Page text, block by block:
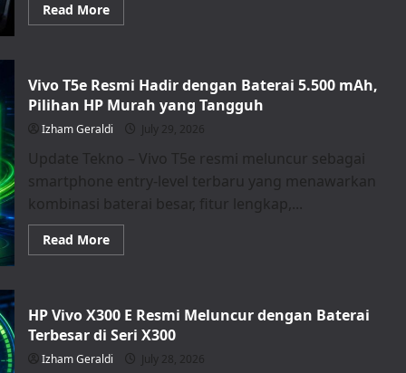
Read MoreRead
more
MacBook
Pro
Models
on
Flights
Battery
Concerns
Vivo T5e Resmi Hadir dengan Baterai 5.500 mAh,
Pilihan HP Murah yang Tangguh
Izham Geraldi July 29, 2026
Update Tekno – Vivo T5e resmi meluncur sebagai
smartphone entry-level terbaru yang menawarkan
kombinasi baterai besar, fitur lengkap,...
Read MoreRead
more
Hadir
dengan
Baterai
5.500
mAh,
HP Vivo X300 E Resmi Meluncur dengan Baterai
Terbesar di Seri X300
Izham Geraldi July 28, 2026